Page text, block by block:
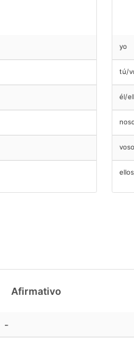
yo
tú/
él/
Afirmativo
-